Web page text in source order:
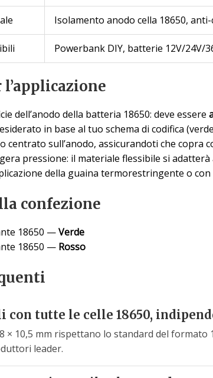
Isolamento anodo cella 18650,
Powerbank DIY, batterie 12V/24V/
dell’anodo della batteria 18650: deve essere
in base al tuo schema di codifica
centrato sull’anodo, assicurandoti che copra
pressione: il materiale flessibile si
della guaina termorestringente o
confezione
18650 —Verde
18650 — Rosso
con tutte le celle 18650,
× 10,5 mm rispettano lo standard del formato
leader.